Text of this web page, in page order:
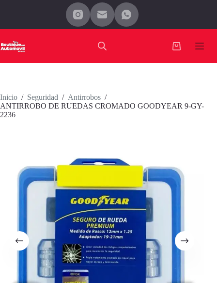
Carro
Inicio / Seguridad / Antirrobos /
ANTIRROBO DE RUEDAS CROMADO GOODYEAR 9-GY-
2236